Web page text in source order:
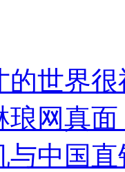
的世界很
琅网真
与中国